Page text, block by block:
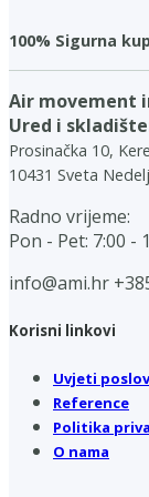
100% Sigurna
Air movement
Ured i
Prosinačka 10,
10431 Sveta
Radno vrijeme:
Pon - Pet: 7:00 -
info@ami.hr
Korisni linkovi
Uvjeti
Reference
Politika
O nama